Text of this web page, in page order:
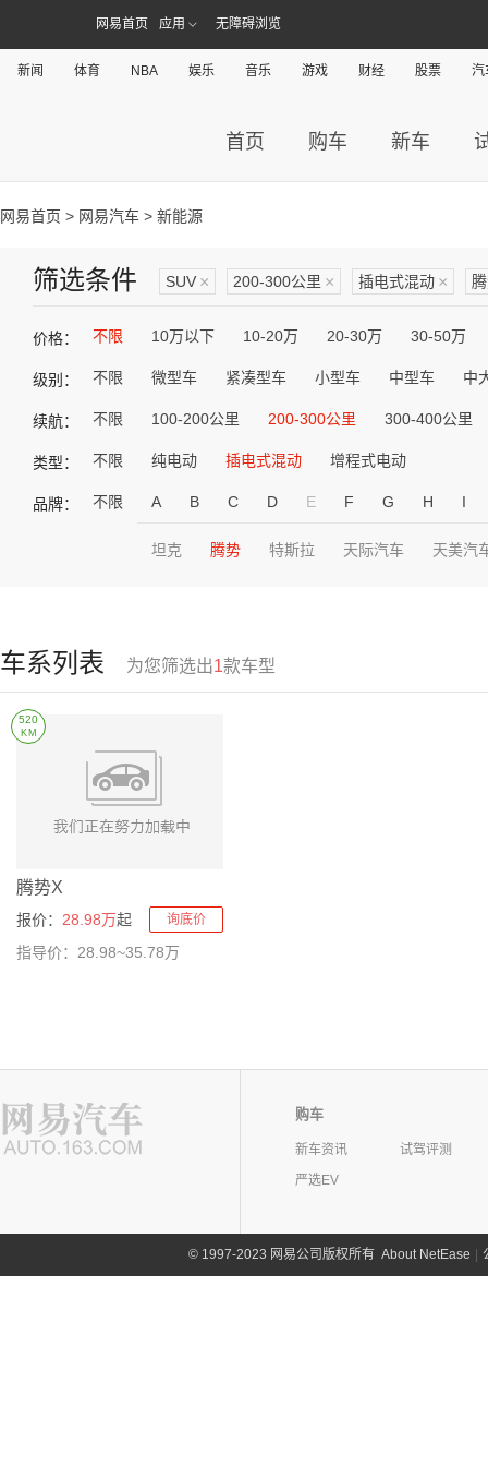
网易首页 应用 无障碍浏览
新闻 体育 NBA 娱乐 音乐 游戏 财经 股票 汽
首页 购车 新车
网易首页 > 网易汽车 > 新能源
筛选条件 SUV × 200-300公里 × 插电式混动 ×
价格： 不限 10万以下 10-20万 20-30万 30-50万
级别： 不限 微型车 紧凑型车 小型车 中型车 中
续航： 不限 100-200公里 200-300公里 300-400公里
类型： 不限 纯电动 插电式混动 增程式电动
品牌： 不限 A B C D E F G H I
坦克 腾势 特斯拉 天际汽车 天美汽
车系列表 为您筛选出1款车型
腾势X
报价： 28.98万起 询底价
指导价：28.98~35.78万
520
KM
购车
新车资讯
试驾评测
严选EV
©1997-2023 网易公司版权所有 About NetEase